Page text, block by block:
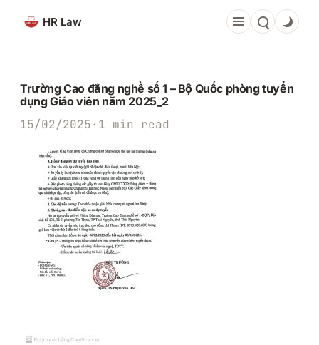
phần
dung
HR Law
Trường Cao đẳng nghề số 1 – Bộ Quốc phòng tuyển
dụng Giáo viên năm 2025_2
15/02/2025· 1 min read